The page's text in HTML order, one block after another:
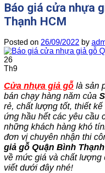
Báo giá cửa nhựa
Thạnh HCM
Posted on 26/09/2022 by
26
Th9
Cửa nhựa giả gỗ là sản
bán chạy hàng năm của
rẻ, chất lượng tốt, thiết
ứng hầu hết các yêu cầu
những khách hàng khó
đơn vị chuyên nhận thi
giả gỗ Quận Bình
về mức giá và chất
viết dưới đây nhé!